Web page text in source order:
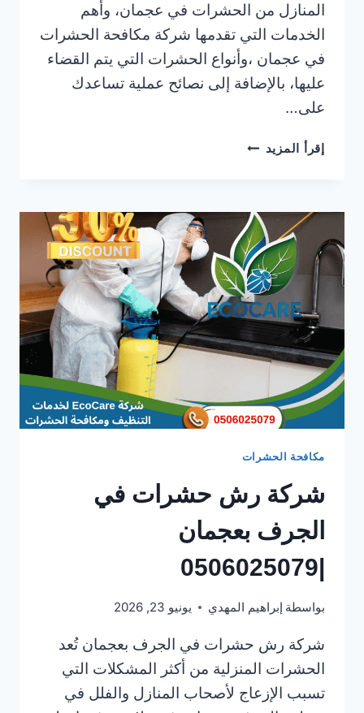
المنازل من الحشرات في عجمان، وأهم
الخدمات التي تقدمها شركة مكافحة الحشرات
في عجمان ،وأنواع الحشرات التي يتم القضاء
عليها، بالإضافة إلى نصائح عملية تساعدك
على…
إقرأ المزيد شركة
الحشرات
في
عجمان
|0506025079
مكافحة الحشرات
شركة رش حشرات في
الجرف بعجمان
بواسطة إبراهيم المهدي يونيو 23, 2026
شركة رش حشرات في الجرف بعجمان تُعد
الحشرات المنزلية من أكثر المشكلات التي
تسبب الإزعاج لأصحاب المنازل والفلل في